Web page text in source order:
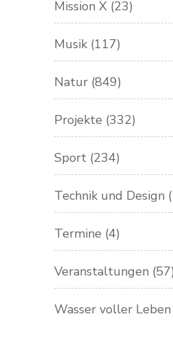
Mission X (23)
Musik (117)
Natur (849)
Projekte (332)
Sport (234)
Technik und Design
Termine (4)
Veranstaltungen (57)
Wasser voller Leben